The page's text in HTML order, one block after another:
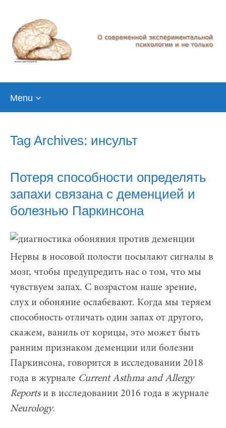
Menu
Tag Archives: инсульт
Потеря способности определять
запахи связана с деменцией и
болезнью Паркинсона
Нервы в носовой полости посылают сигналы в
мозг, чтобы предупредить нас о том, что мы
чувствуем запах. С возрастом наше зрение,
слух и обоняние ослабевают. Когда мы теряем
способность отличать один запах от другого,
скажем, ваниль от корицы, это может быть
ранним признаком деменции или болезни
Паркинсона, говорится в исследовании 2018
года в журнале Current Asthma and Allergy
Reportsи в исследовании 2016 года в журнале
Neurology.